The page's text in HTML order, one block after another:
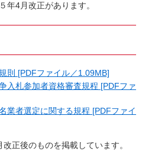
改正があります。
則 [PDFファイル／1.09MB]
入札参加者資格審査規程 [PDFファ
業者選定に関する規程 [PDFファイ
後のものを掲載しています。